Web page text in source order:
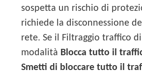
sospetta un rischio di
richiede la disconnessione
rete. Se il Filtraggio traffico
modalità Blocca tutto il
Smetti di bloccare tutto il